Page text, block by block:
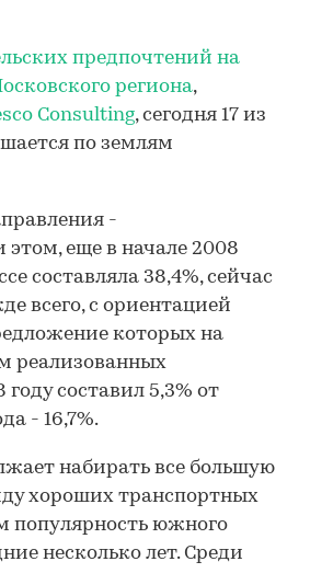
предпочтений на
региона,
Consulting, сегодня 17 из
по землям
-
еще в начале 2008
составляла 38,4%, сейчас
всего, с ориентацией
которых на
реализованных
составил 5,3% от
- 16,7%.
набирать все большую
хороших транспортных
популярность южного
несколько лет. Среди